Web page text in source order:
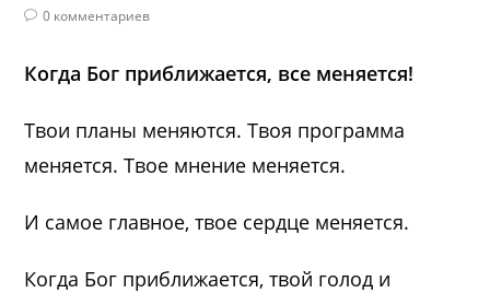
0 комментариев
Когда Бог приближается, все меняется!
Твои планы меняются. Твоя программа
меняется. Твое мнение меняется.
И самое главное, твое сердце меняется.
Когда Бог приближается, твой голод и